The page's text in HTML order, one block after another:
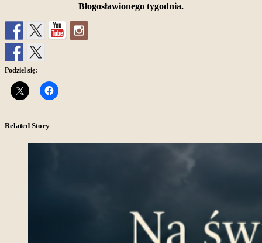
Błogosławionego tygodnia.
Podziel się:
Related Story